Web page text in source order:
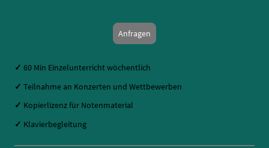
Anfragen
✓ 60 Min Einzelunterricht wöchentlich
✓ Teilnahme an Konzerten und Wettbewerben
✓ Kopierlizenz für Notenmaterial
✓ Klavierbegleitung